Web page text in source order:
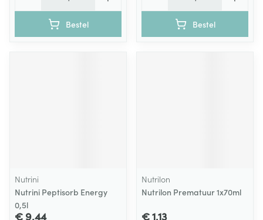
Bestel Bestel
Nutrini
Nutrini Peptisorb Energy
0,5l
€ 9,44
Nutrilon
Nutrilon Prematuur 1x70ml
€ 1,13